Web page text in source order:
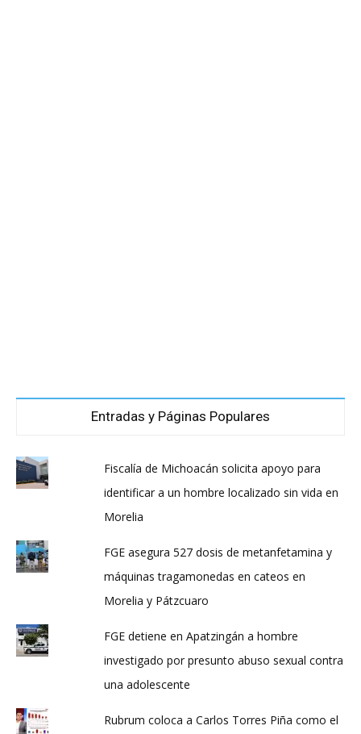
Entradas y Páginas Populares
Fiscalía de Michoacán solicita apoyo para
identificar a un hombre localizado sin vida en
Morelia
FGE asegura 527 dosis de metanfetamina y
máquinas tragamonedas en cateos en
Morelia y Pátzcuaro
FGE detiene en Apatzingán a hombre
investigado por presunto abuso sexual contra
una adolescente
Rubrum coloca a Carlos Torres Piña como el